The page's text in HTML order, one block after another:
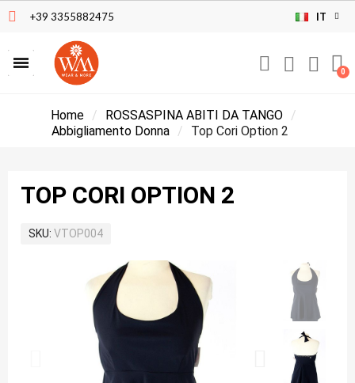
+39 3355882475 IT
Home
ROSSASPINA ABITI DA TANGO
Abbigliamento Donna
Top Cori Option 2
TOP CORI OPTION 2
SKU VTOP004